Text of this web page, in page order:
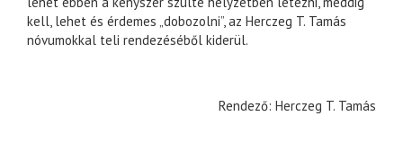
kell, lehet és érdemes „dobozolni”, az Herczeg T. Tamás
nóvumokkal teli rendezéséből kiderül.
Rendező: Herczeg T. Tamás